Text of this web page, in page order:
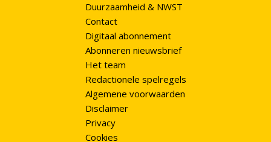
Duurzaamheid & NWST
Contact
Digitaal abonnement
Abonneren nieuwsbrief
Het team
Redactionele spelregels
Algemene voorwaarden
Disclaimer
Privacy
Cookies